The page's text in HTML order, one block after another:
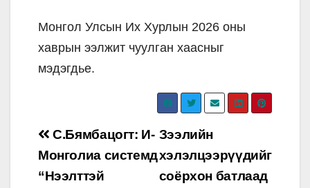
Монгол Улсын Их Хурлын 2026 оны
хаврын ээлжит чуулган хаасныг
мэдэгдье.
Post
navigation
Зээлийн
хэлэлцээрүүдийг
соёрхон батлаад
С.Бямбацогт: И-
Монголиа системд
“Нээлттэй